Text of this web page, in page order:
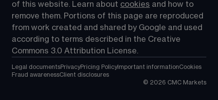
of this website. Learn about cookies and how to
remove them. Portions of this page are reproduced
from work created and shared by Google and used
according to terms described in the Creative
Commons 3.0 Attribution License.
Legal documentsPrivacyPricing PolicyImportant informationCookies
Fraud awarenessClient disclosures
© 2026 CMC Markets